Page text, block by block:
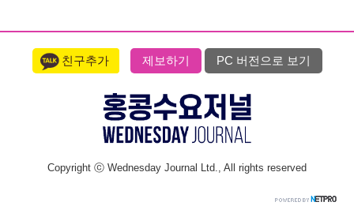
친구추가 제보하기 PC 버전으로 보기
Copyright ⓒ Wednesday Journal Ltd., All rights reserved